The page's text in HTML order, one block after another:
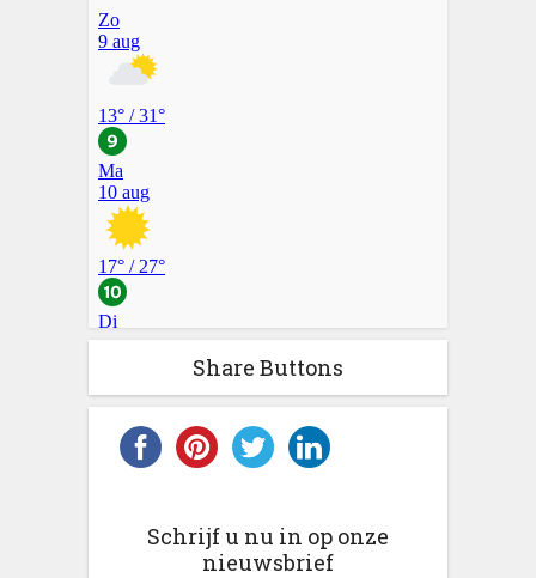
Share Buttons
Schrijf u nu in op onze
nieuwsbrief